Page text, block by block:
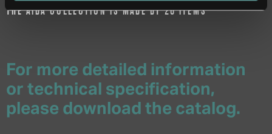
THE AIDA COLLECTION IS MADE BY 26 ITEMS
For more detailed information
or technical specification,
please download the catalog.